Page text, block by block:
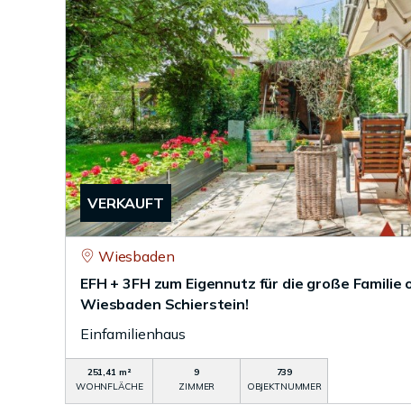
VERKAUFT
Wiesbaden
EFH + 3FH zum Eigennutz für die große
Wiesbaden Schierstein!
Einfamilienhaus
251,41 m²
WOHNFLÄCHE
9
ZIMMER
739
OBJEKTNUMMER